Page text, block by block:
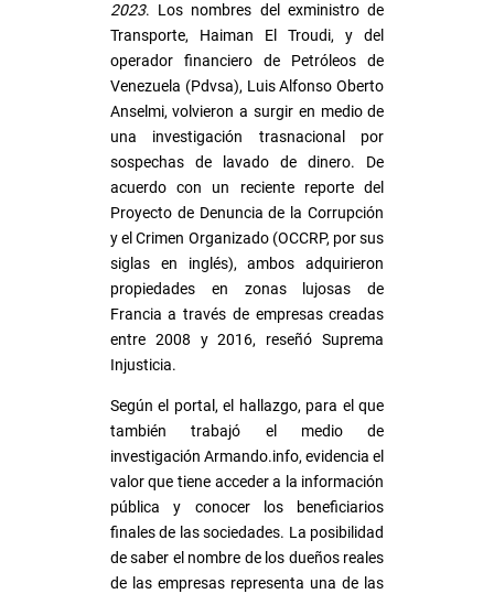
2023. Los nombres del exministro de
Transporte, Haiman El Troudi, y del
operador financiero de Petróleos de
Venezuela (Pdvsa), Luis Alfonso Oberto
Anselmi, volvieron a surgir en medio de
una investigación trasnacional por
sospechas de lavado de dinero. De
acuerdo con un reciente reporte del
Proyecto de Denuncia de la Corrupción
y el Crimen Organizado (OCCRP, por sus
siglas en inglés), ambos adquirieron
propiedades en zonas lujosas de
Francia a través de empresas creadas
entre 2008 y 2016, reseñó Suprema
Injusticia.
Según el portal, el hallazgo, para el que
también trabajó el medio de
investigación Armando.info, evidencia el
valor que tiene acceder a la información
pública y conocer los beneficiarios
finales de las sociedades. La posibilidad
de saber el nombre de los dueños reales
de las empresas representa una de las